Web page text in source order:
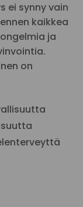
ei synny vain
kaikkea
ja
on